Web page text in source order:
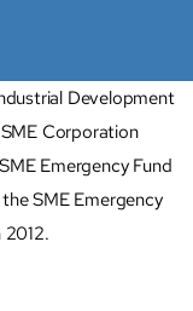
Development
Corporation
Emergency Fund
SME Emergency